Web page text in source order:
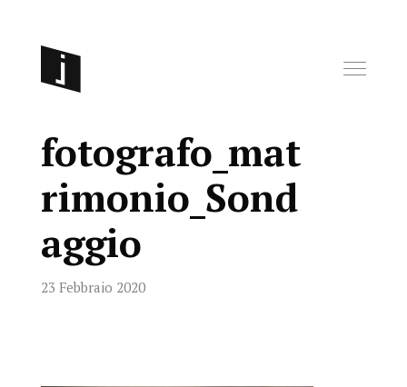
fotografo_mat
rimonio_Sond
aggio
23 Febbraio 2020